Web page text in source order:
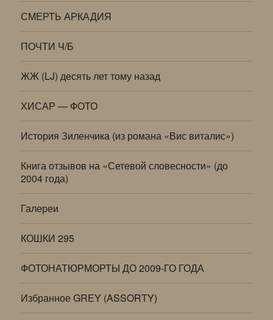
СМЕРТЬ АРКАДИЯ
ПОЧТИ Ч/Б
ЖЖ (LJ) десять лет тому назад
ХИСАР — ФОТО
История Зиленчика (из романа «Вис виталис»)
Книга отзывов на «Сетевой словесности» (до
2004 года)
Галереи
КОШКИ 295
ФОТОНАТЮРМОРТЫ ДО 2009-ГО ГОДА
Избранное GREY (ASSORTY)